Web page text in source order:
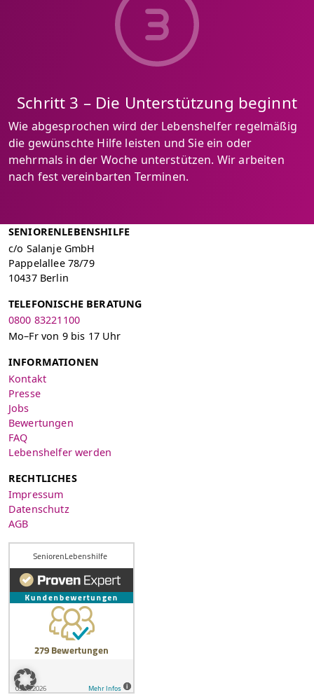
Schritt 3 – Die Unterstützung beginnt
Wie abgesprochen wird der Lebenshelfer regelmäßig
die gewünschte Hilfe leisten und Sie ein oder
mehrmals in der Woche unterstützen. Wir arbeiten
nach fest vereinbarten Terminen.
SENIORENLEBENSHILFE
c/o Salanje GmbH
Pappelallee 78/79
10437 Berlin
TELEFONISCHE BERATUNG
0800 83221100
Mo–Fr von 9 bis 17 Uhr
INFORMATIONEN
Kontakt
Presse
Jobs
Bewertungen
FAQ
Lebenshelfer werden
RECHTLICHES
Impressum
Datenschutz
AGB